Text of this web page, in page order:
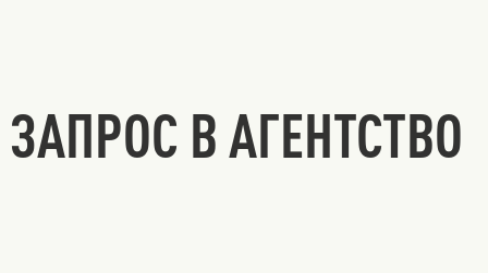
ЗАПРОС В АГЕНТСТВО